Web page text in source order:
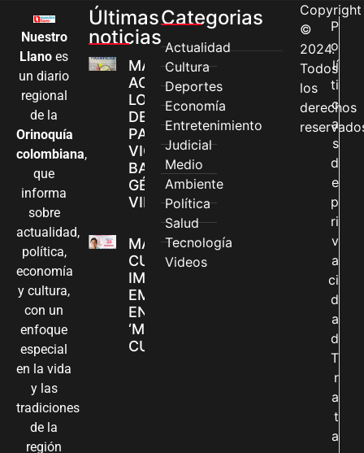
Nuestro
Llano es
un diario
regional
de la
Orinoquía
colombiana,
que
informa
sobre
actualidad,
política,
economía
y cultura,
con un
enfoque
especial
en la vida
y las
tradiciones
de la
región
Últimas
noticias
MÁS MUJERES
ACCEDEN A
LOS CANALES
DE ATENCIÓN
PARA
VIOLENCIAS
BASADAS EN
GÉNERO EN
VILLAVICENCIO
MADRES
CUIDADORAS
IMPULSAN SUS
EMPRENDIMIENTOS
EN LA FERIA
‘MANOS QUE
CUIDAN Y CREAN’
Categorias
Actualidad
Cultura
Deportes
Economía
Entretenimiento
Judicial
Medio
Ambiente
Política
Salud
Tecnología
Videos
Copyright
©
2024.
Todos
los
derechos
P
o
lí
ti
c
a
s
d
e
p
ri
v
a
ci
d
a
d
T
r
a
t
a